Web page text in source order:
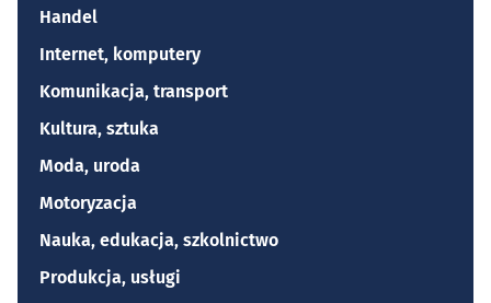
Handel
Internet, komputery
Komunikacja, transport
Kultura, sztuka
Moda, uroda
Motoryzacja
Nauka, edukacja, szkolnictwo
Produkcja, usługi